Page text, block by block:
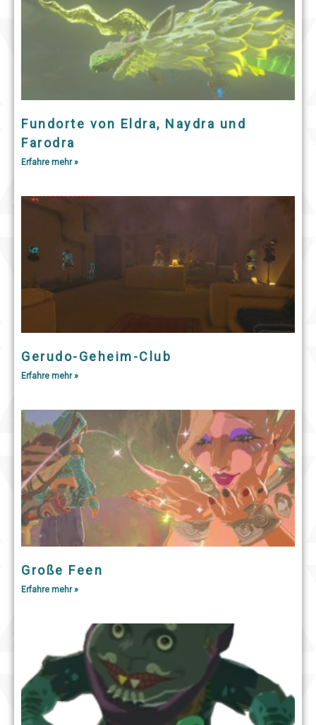
Fundorte von Eldra, Naydra und
Farodra
Erfahre mehr »
Gerudo-Geheim-Club
Erfahre mehr »
Große Feen
Erfahre mehr »